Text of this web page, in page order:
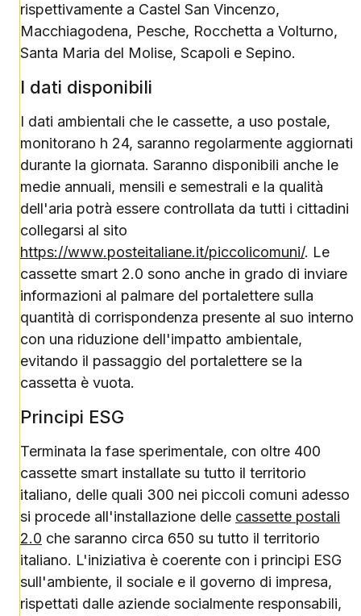
rispettivamente a Castel San Vincenzo,
Macchiagodena, Pesche, Rocchetta a Volturno,
Santa Maria del Molise, Scapoli e Sepino.
I dati disponibili
I dati ambientali che le cassette, a uso postale,
monitorano h 24, saranno regolarmente aggiornati
durante la giornata. Saranno disponibili anche le
medie annuali, mensili e semestrali e la qualità
dell'aria potrà essere controllata da tutti i cittadini
collegarsi al sito
https://www.posteitaliane.it/piccolicomuni/. Le
cassette smart 2.0 sono anche in grado di inviare
informazioni al palmare del portalettere sulla
quantità di corrispondenza presente al suo interno
con una riduzione dell'impatto ambientale,
evitando il passaggio del portalettere se la
cassetta è vuota.
Principi ESG
Terminata la fase sperimentale, con oltre 400
cassette smart installate su tutto il territorio
italiano, delle quali 300 nei piccoli comuni adesso
si procede all'installazione delle cassette postali
2.0 che saranno circa 650 su tutto il territorio
italiano. L'iniziativa è coerente con i principi ESG
sull'ambiente, il sociale e il governo di impresa,
rispettati dalle aziende socialmente responsabili,